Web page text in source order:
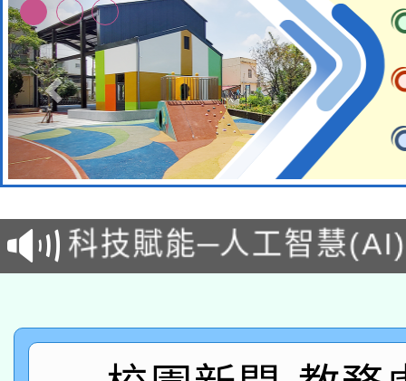
本館辦理115年度閱讀
暨閱讀推動專業研習
科技賦能─人工智慧
礎課程
A3數位素養講師名單
「數位內容與教學軟體
pilot」
有關大陸委員會函釋公